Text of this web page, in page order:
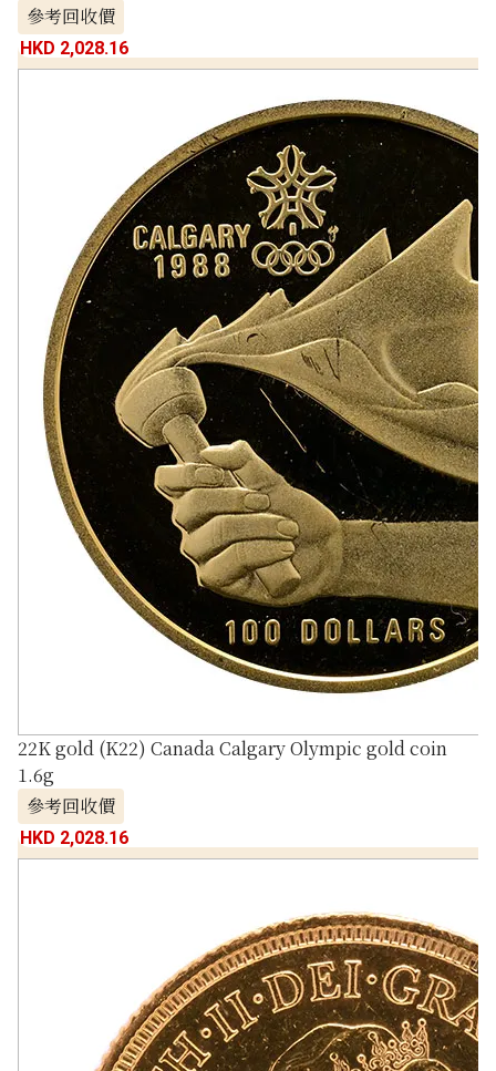
參考回收價
HKD 2,028.16
22K gold (K22) Canada Calgary Olympic gold coin
1.6g
參考回收價
HKD 2,028.16